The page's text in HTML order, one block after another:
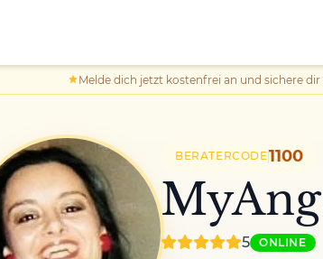
Melde dich jetzt kostenfrei an und sichere dir
BERATERCODE1100
5 ONLINE